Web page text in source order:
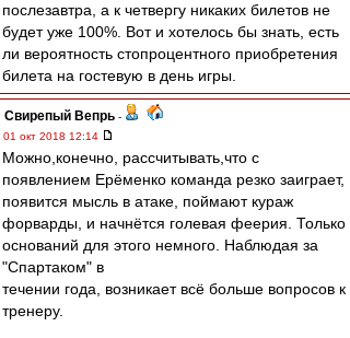
послезавтра, а к четвергу никаких билетов не
будет уже 100%. Вот и хотелось бы знать, есть
ли вероятность стопроцентного приобретения
билета на гостевую в день игры.
Свирепый Вепрь -
01 окт 2018 12:14
Можно,конечно, рассчитывать,что с
появлением Ерёменко команда резко заиграет,
появится мысль в атаке, поймают кураж
форварды, и начнётся голевая феерия. Только
оснований для этого немного. Наблюдая за
"Спартаком" в
течении года, возникает всё больше вопросов к
тренеру.